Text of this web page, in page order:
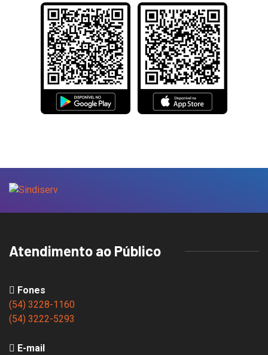
Atendimento ao Público
Fones
(54) 3228-1160
(54) 3222-5293
E-mail